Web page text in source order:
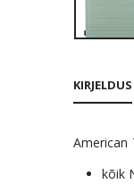
KIRJELDUS
American
kõik